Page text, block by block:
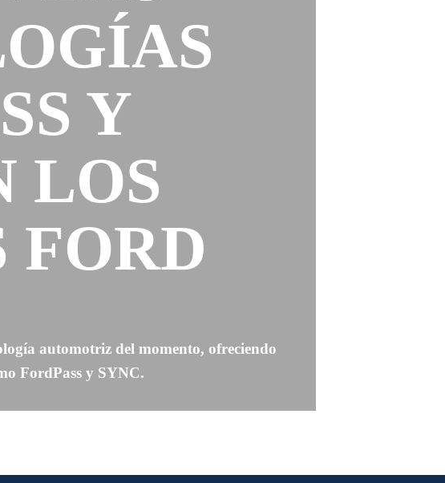
Y
LOS
FORD
automotriz del momento, ofreciendo
FordPass y SYNC.